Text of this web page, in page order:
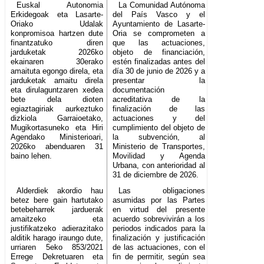
Euskal Autonomia
Erkidegoak eta Lasarte-
Oriako Udalak
konpromisoa hartzen dute
finantzatuko diren
jarduketak 2026ko
ekainaren 30erako
amaituta egongo direla, eta
jarduketak amaitu direla
eta dirulaguntzaren xedea
bete dela dioten
egiaztagiriak aurkeztuko
dizkiola Garraioetako,
Mugikortasuneko eta Hiri
Agendako Ministerioari,
2026ko abenduaren 31
baino lehen.
La Comunidad Autónoma
del País Vasco y el
Ayuntamiento de Lasarte-
Oria se comprometen a
que las actuaciones,
objeto de financiación,
estén finalizadas antes del
día 30 de junio de 2026 y a
presentar la
documentación
acreditativa de la
finalización de las
actuaciones y del
cumplimiento del objeto de
la subvención, al
Ministerio de Transportes,
Movilidad y Agenda
Urbana, con anterioridad al
31 de diciembre de 2026.
Alderdiek akordio hau
betez bere gain hartutako
betebeharrek jarduerak
amaitzeko eta
justifikatzeko adierazitako
alditik harago iraungo dute,
urriaren 5eko 853/2021
Errege Dekretuaren eta
Las obligaciones
asumidas por las Partes
en virtud del presente
acuerdo sobrevivirán a los
periodos indicados para la
finalización y justificación
de las actuaciones, con el
fin de permitir, según sea